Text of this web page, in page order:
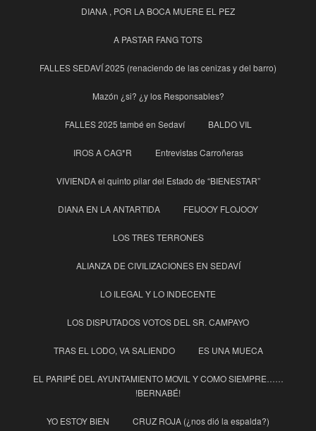
DIANA , POR LA BOCA MUERE EL PEZ
A PASTAR FANG TOTS
FALLES SEDAVÍ 2025 (renaciendo de las cenizas y del barro)
Mazón ¿si? ¿y los Responsables?
FALLES 2025 també en Sedaví BALDO VIL
IROS A CAG*R Entrevistas Carroñeras
VIVIENDA el quinto pilar del Estado de “BIENESTAR”
DIANA EN LA ANTARTIDA FEIJOOY FLOJOOY
LOS TRES TERRONES
ALIANZA DE CIVILIZACIONES EN SEDAVÍ
LO ILEGAL Y LO INDECENTE
LOS DISPUTADOS VOTOS DEL SR. CAMPAYO
TRAS EL LODO, VA SALIENDO ES UNA MUECA
EL PARIPÉ DEL AYUNTAMIENTO MOVIL Y COMO SIEMPRE……
!BERNABÉ!
YO ESTOY BIEN CRUZ ROJA (¿nos dió la espalda?)